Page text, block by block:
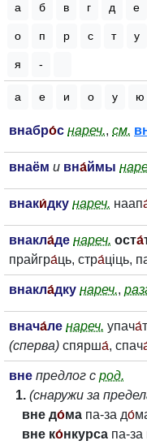
а б в г д е
о п р с т у
я -
а е и о у ю
внабро́с нареч., см.
внаём и вна́ймы
внаки́дку нареч. наап
внакла́де нареч. оста́
прайгра́ць, стра́ціць,
внакла́дку нареч.,
внача́ле нареч. упача́
(сперва) спярша́, спач
вне предлог с род.
1. (снаружи за
вне до́ма па-за до́
вне ко́нкурса па-за